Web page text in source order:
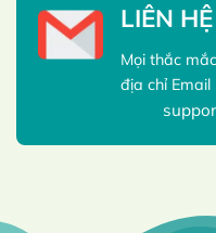
LIÊN HỆ
Mọi thắc
địa chỉ Email